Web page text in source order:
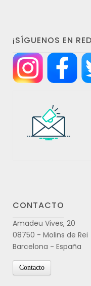
¡SÍGUENOS EN
CONTACTO
Amadeu Vives, 20
08750 - Molins de Rei
Barcelona - España
Contacto